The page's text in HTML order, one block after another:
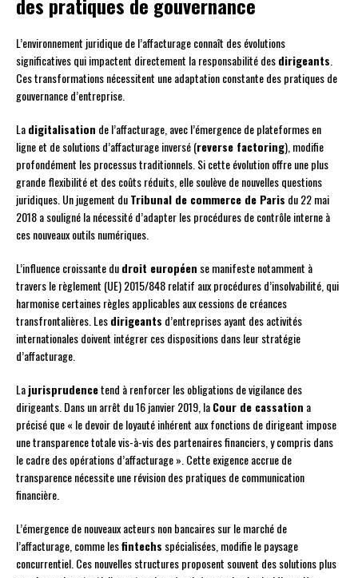
des pratiques de gouvernance
L’environnement juridique de l’affacturage connaît des évolutions
significatives qui impactent directement la responsabilité desdirigeants.
Ces transformations nécessitent une adaptation constante des pratiques de
gouvernance d’entreprise.
Ladigitalisation de l’affacturage, avec l’émergence de plateformes en
ligne et de solutions d’affacturage inversé (reverse factoring), modifie
profondément les processus traditionnels. Si cette évolution offre une plus
grande flexibilité et des coûts réduits, elle soulève de nouvelles questions
juridiques. Un jugement duTribunal de commerce de Paris du 22 mai
2018 a souligné la nécessité d’adapter les procédures de contrôle interne à
ces nouveaux outils numériques.
L’influence croissante dudroit européen se manifeste notamment à
travers le règlement (UE) 2015/848 relatif aux procédures d’insolvabilité, qui
harmonise certaines règles applicables aux cessions de créances
transfrontalières. Lesdirigeants d’entreprises ayant des activités
internationales doivent intégrer ces dispositions dans leur stratégie
d’affacturage.
Lajurisprudencetend à renforcer les obligations de vigilance des
dirigeants. Dans un arrêt du 16 janvier 2019, laCour de cassation a
précisé que « le devoir de loyauté inhérent aux fonctions de dirigeant impose
une transparence totale vis-à-vis des partenaires financiers, y compris dans
le cadre des opérations d’affacturage ». Cette exigence accrue de
transparence nécessite une révision des pratiques de communication
financière.
L’émergence de nouveaux acteurs non bancaires sur le marché de
l’affacturage, comme lesfintechs spécialisées, modifie le paysage
concurrentiel. Ces nouvelles structures proposent souvent des solutions plus